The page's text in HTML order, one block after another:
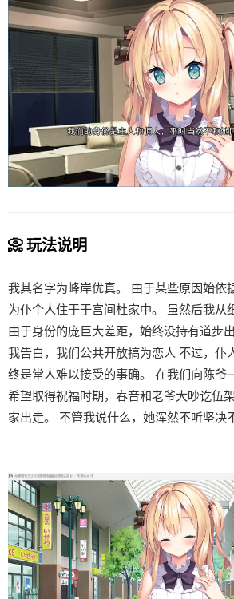
📀 玩法说明
我其名字为峰岸优真。 由于某些原因始依
为仆个人住于于宫间杜家中。 虽然后我从
由于身份的庞巨大差距，始终没持有道步
我告白，我们公共开放搞为恋人 不过，仆
终是常人难以接受的事确。 在我们向陈爷
希望取得祝福时期，春音和老爷大吵讫伍
家出走。 不管我说什么，她浑然不听坚决